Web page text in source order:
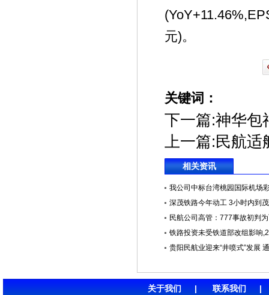
元)。
关键词：
下一篇:神华包
上一篇: 民航适
相关资讯
我公司中标台湾桃园国际机场
深茂铁路今年动工 3小时内到
民航公司高管：777事故初判
铁路投资未受铁道部改组影响
贵阳民航业迎来“井喷式”发展
关于我们 | 联系我们